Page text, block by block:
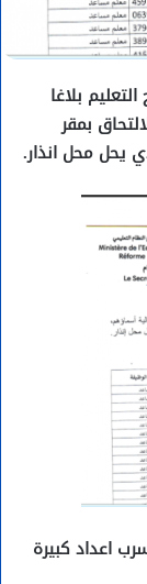
بلاغا
بمقر
اعداد كبيرة